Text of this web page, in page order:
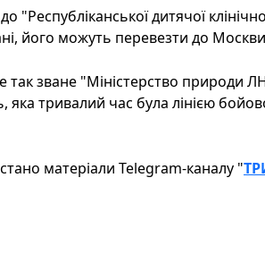
"Республіканської дитячої
його можуть перевезти до
так зване "Міністерство природи
яка тривалий час була лінією
матеріали Telegram-каналу "